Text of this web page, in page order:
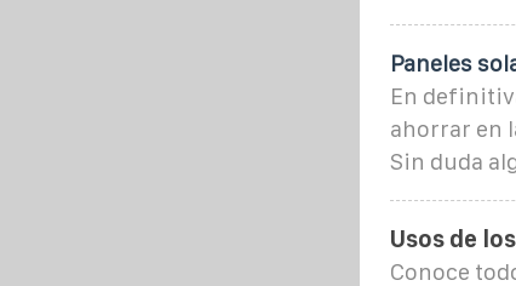
Paneles
En
ahorrar en
Sin duda
Usos de
Conoce